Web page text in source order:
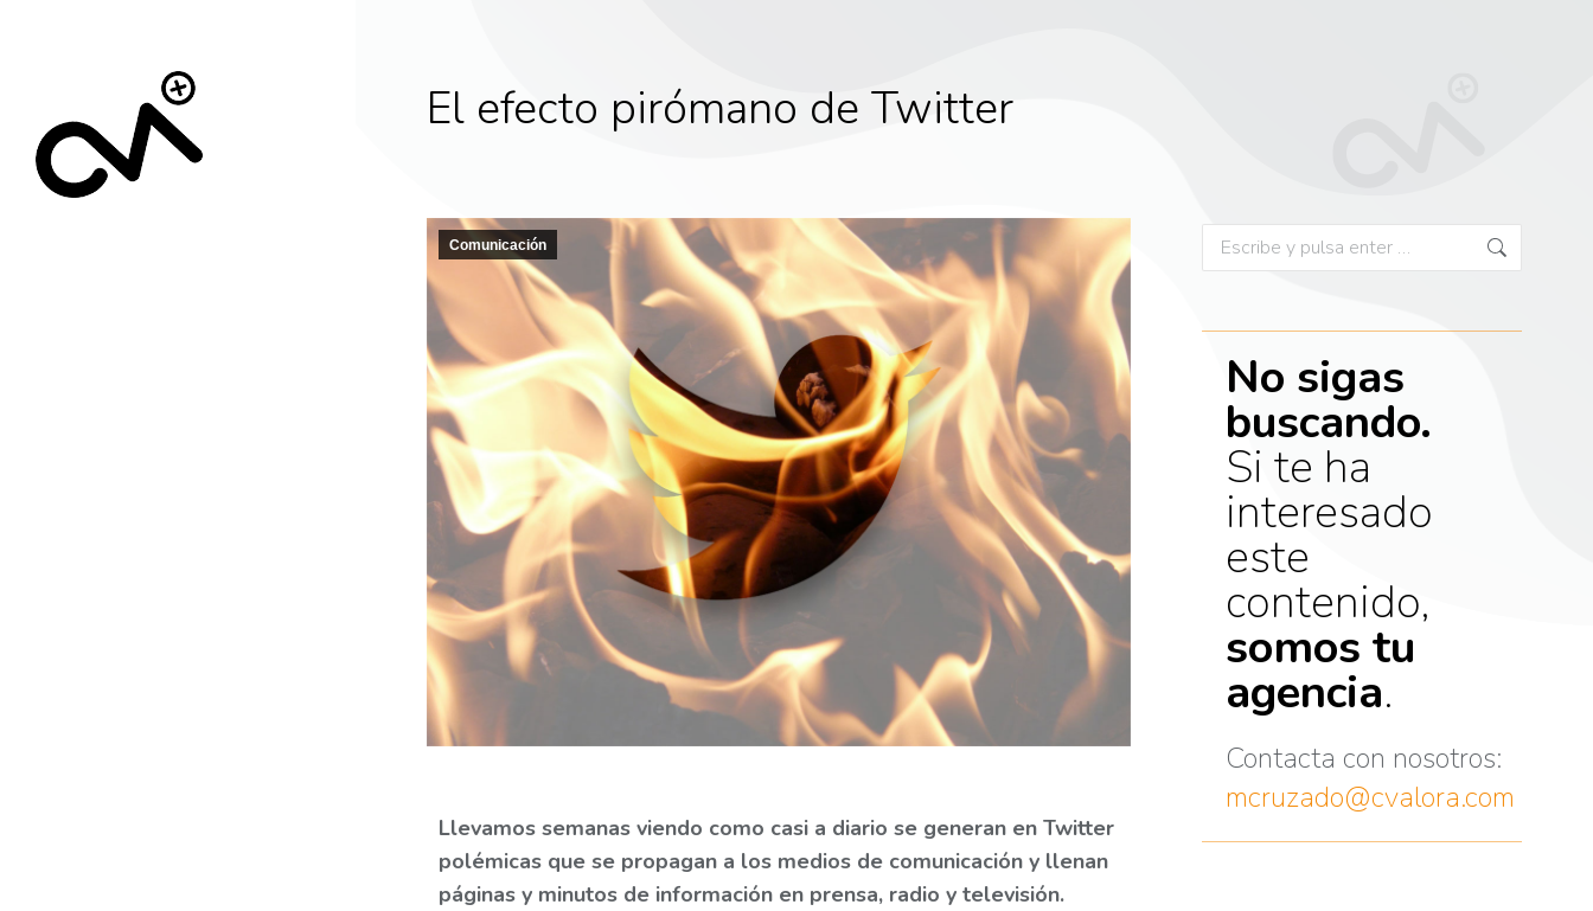
El efecto pirómano de Twitter
Comunicación
Llevamos semanas viendo como casi a diario se generan en Twitter
polémicas que se propagan a los medios de comunicación y llenan
páginas y minutos de información en prensa, radio y televisión.
No sigas
buscando.
Si te ha
interesado
este
contenido,
somos tu
agencia.
Contacta con nosotros:
mcruzado@cvalora.com